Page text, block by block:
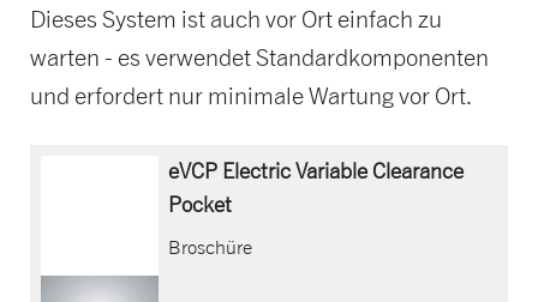
Dieses System ist auch vor Ort einfach zu
warten - es verwendet Standardkomponenten
und erfordert nur minimale Wartung vor Ort.
eVCP Electric Variable Clearance
Pocket
Broschüre